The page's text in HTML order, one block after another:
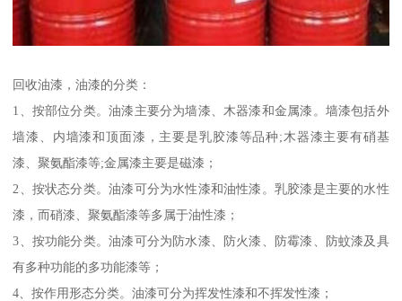
回收油漆，油漆的分类：
1、按部位分类。油漆主要分为墙漆、木器漆和金属漆。墙漆包括外
墙漆、内墙漆和顶面漆，主要是乳胶漆等品种;木器漆主要有硝基
漆、聚氨酯漆等;金属漆主要是磁漆；
2、按状态分类。油漆可分为水性漆和油性漆。乳胶漆是主要的水性
漆，而硝漆、聚氨酯漆等多属于油性漆；
3、按功能分类。油漆可分为防水漆、防火漆、防霉漆、防蚊漆及具
有多种功能的多功能漆等；
4、按作用形态分类。油漆可分为挥发性漆和不挥发性漆；